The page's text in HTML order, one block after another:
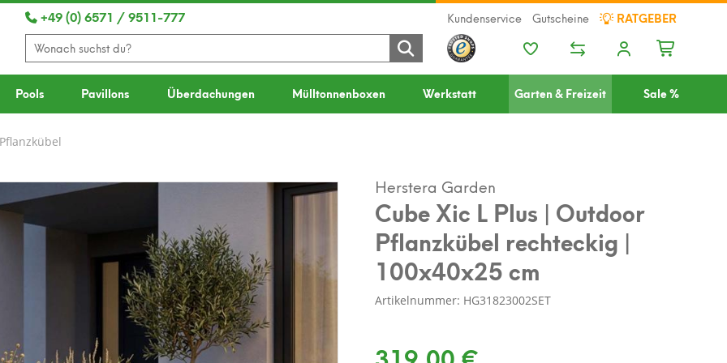
+49 (0) 6571 / 9511-777 Kundenservice Gutscheine RATGEBER
Pools Pavillons Überdachungen Mülltonnenboxen Werkstatt Garten & Freizeit Sale %
Pflanzkübel
Herstera Garden
Cube Xic L Plus | Outdoor
Pflanzkübel rechteckig |
100x40x25 cm
Artikelnummer: HG31823002SET